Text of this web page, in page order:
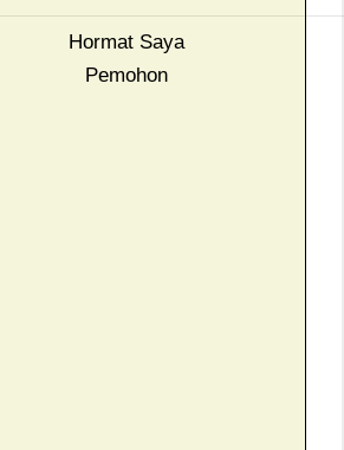
Hormat Saya
Pemohon